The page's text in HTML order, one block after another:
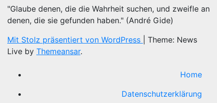
"Glaube denen, die die Wahrheit suchen, und zweifle an
denen, die sie gefunden haben." (André Gide)
Mit Stolz präsentiert von WordPress
Theme: News
Live by Themeansar.
Home
Datenschutzerklärung